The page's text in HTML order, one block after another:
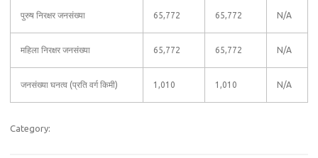
पुरुष निरक्षर जनसंख्या 65,772 65,772 N/A
महिला निरक्षर जनसंख्या 65,772 65,772 N/A
जनसंख्या घनत्व (प्रति वर्ग किमी) 1,010 1,010 N/A
Category: